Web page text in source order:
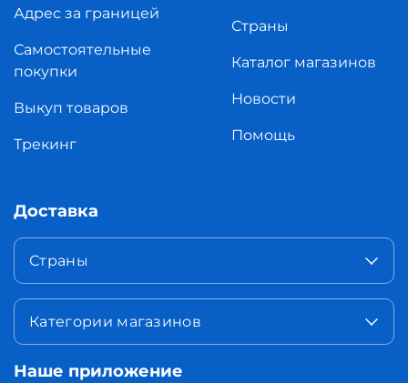
Адрес за границей
Самостоятельные
покупки
Выкуп товаров
Трекинг
Страны
Каталог магазинов
Новости
Помощь
Доставка
Страны
Категории магазинов
Наше приложение